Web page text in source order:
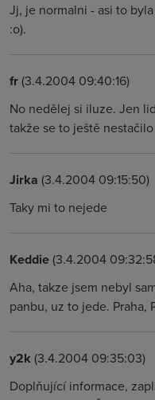
Jj, je normalni - asi to
:o).
fr(3.4.2004 09:40:16)
No nedělej si iluze. Jen
takže se to ještě
Jirka (3.4.2004 09:15:50)
Taky mi to nejede
Keddie(3.4.2004
Aha, takze jsem nebyl
panbu, uz to jede. Praha,
y2k (3.4.2004 09:35:03)
Doplňující informace,